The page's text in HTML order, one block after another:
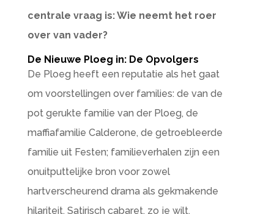
centrale vraag is: Wie neemt het roer
over van vader?
De Nieuwe Ploeg in: De Opvolgers
De Ploeg heeft een reputatie als het gaat
om voorstellingen over families: de van de
pot gerukte familie van der Ploeg, de
maffiafamilie Calderone, de getroebleerde
familie uit Festen; familieverhalen zijn een
onuitputtelijke bron voor zowel
hartverscheurend drama als gekmakende
hilariteit. Satirisch cabaret, zo je wilt.